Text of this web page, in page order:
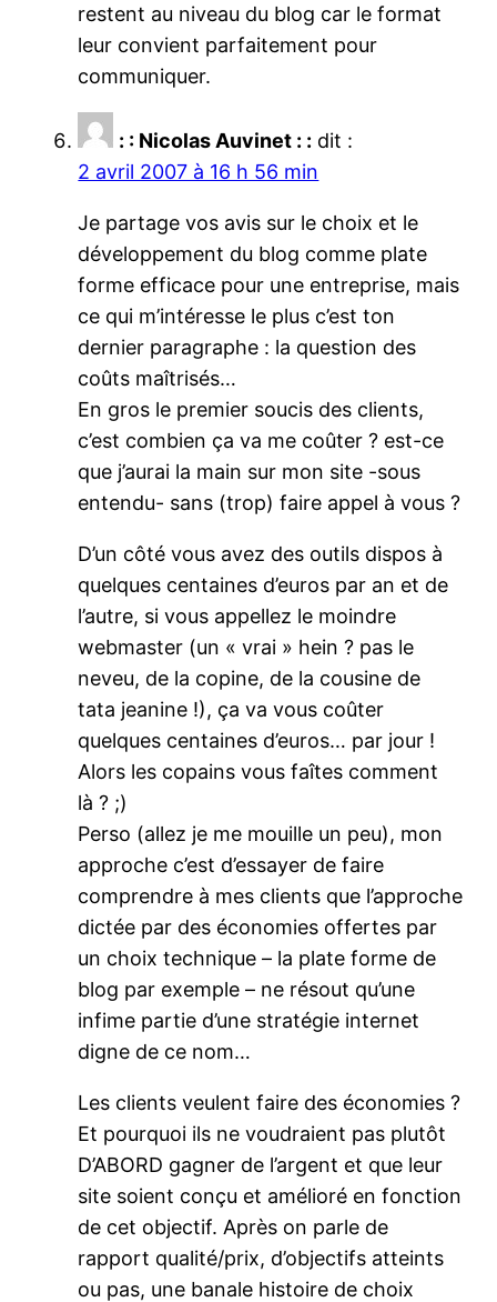
restent au niveau du blog car le format
leur convient parfaitement pour
communiquer.
: : Nicolas Auvinet : : dit :
2 avril 2007 à 16 h 56 min
Je partage vos avis sur le choix et le
développement du blog comme plate
forme efficace pour une entreprise, mais
ce qui m’intéresse le plus c’est ton
dernier paragraphe : la question des
coûts maîtrisés…
En gros le premier soucis des clients,
c’est combien ça va me coûter ? est-ce
que j’aurai la main sur mon site -sous
entendu- sans (trop) faire appel à vous ?
D’un côté vous avez des outils dispos à
quelques centaines d’euros par an et de
l’autre, si vous appellez le moindre
webmaster (un « vrai » hein ? pas le
neveu, de la copine, de la cousine de
tata jeanine !), ça va vous coûter
quelques centaines d’euros… par jour !
Alors les copains vous faîtes comment
là ? ;)
Perso (allez je me mouille un peu), mon
approche c’est d’essayer de faire
comprendre à mes clients que l’approche
dictée par des économies offertes par
un choix technique – la plate forme de
blog par exemple – ne résout qu’une
infime partie d’une stratégie internet
digne de ce nom…
Les clients veulent faire des économies ?
Et pourquoi ils ne voudraient pas plutôt
D’ABORD gagner de l’argent et que leur
site soient conçu et amélioré en fonction
de cet objectif. Après on parle de
rapport qualité/prix, d’objectifs atteints
ou pas, une banale histoire de choix